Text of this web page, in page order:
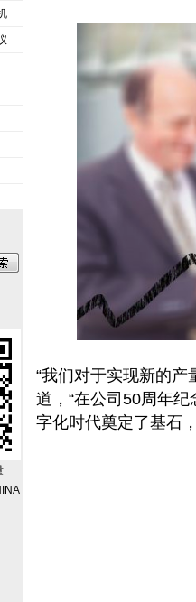
“我们对于实现新的产
道，“在公司50周年
字化时代奠定了基石